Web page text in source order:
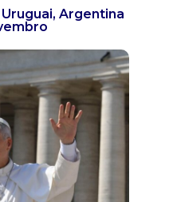
Argentina